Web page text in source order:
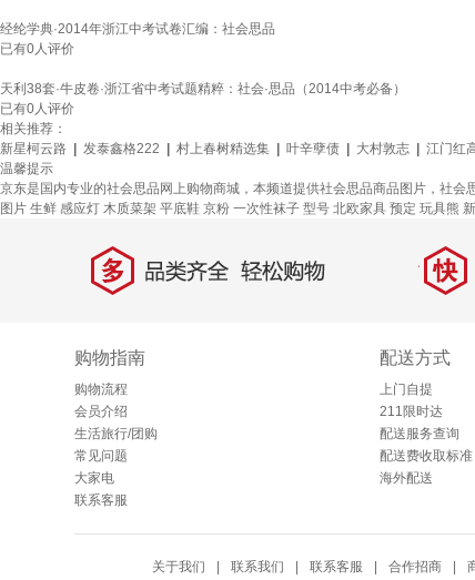
经纶学典·2014年浙江中考试卷汇编：社会思品
已有0人评价
天利38套·牛皮卷·浙江省中考试题精粹：社会·思品（2014中考必备）
已有0人评价
相关推荐：
新星柯云路
发泰鑫格222 村上春树精选集 叶辛孽债 大村敦志 江门红
温馨提示
京东是国内专业的社会思品网上购物商城，本频道提供社会思品商品图片，社
图片 生鲜 感应灯 木质菜架 平底鞋 京粉 一次性袜子 型号 北欧家具 预定 玩具熊
多 品类齐全，轻松购物 快
购物指南
购物流程
会员介绍
生活旅行/团购
常见问题
大家电
联系客服
配送方式
上门自提
211限时达
配送服务查询
配送费收取标准
海外配送
关于我们 联系我们 联系客服 合作招商